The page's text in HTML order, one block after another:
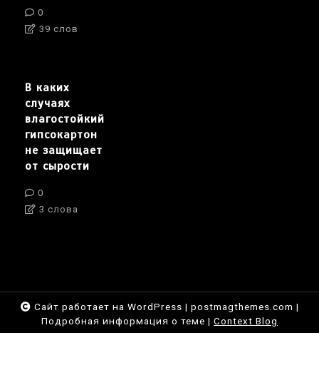
0
39 слов
В каких
случаях
влагостойкий
гипсокартон
не защищает
от сырости
0
3 слова
Сайт работает на WordPress | postmagthemes.com |
Подробная информация о теме | Context Blog